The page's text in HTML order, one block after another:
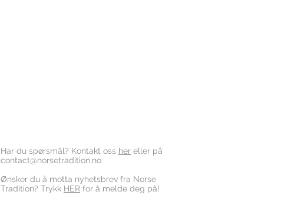
Har du spørsmål? Kontakt oss her eller på
contact@norsetradition.no
Ønsker du å motta nyhetsbrev fra Norse
Tradition? Trykk HER for å melde deg på!